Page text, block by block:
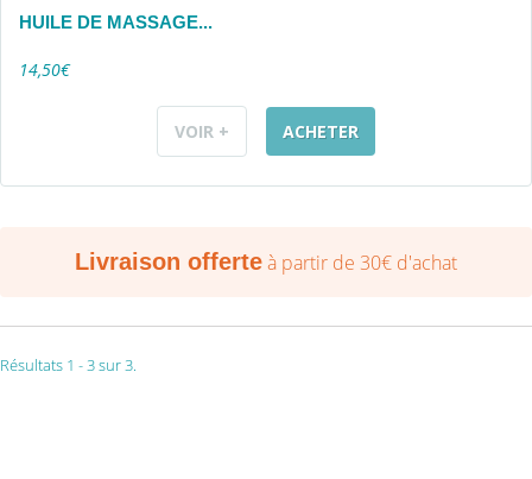
HUILE DE MASSAGE...
14,50€
VOIR + ACHETER
Livraison offerteà partir de 30€ d'achat
Résultats 1 - 3 sur 3.